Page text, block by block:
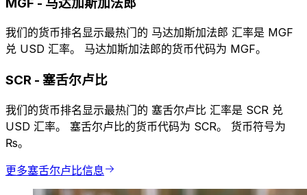
我们的货币排名显示最热门的 马达加斯加法郎 汇率是 MGF
兑 USD 汇率。 马达加斯加法郎的货币代码为 MGF。
SCR - 塞舌尔卢比
我们的货币排名显示最热门的 塞舌尔卢比 汇率是 SCR 兑
USD 汇率。 塞舌尔卢比的货币代码为 SCR。 货币符号为
₨。
更多塞舌尔卢比信息